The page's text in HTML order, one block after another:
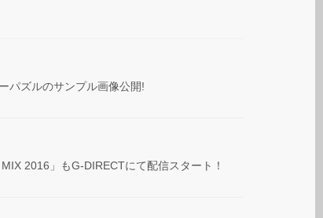
パズルのサンプル画像公開!
2016」もG-DIRECTにて配信スタート！